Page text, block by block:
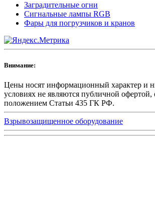
Заградительные огни
Сигнальные лампы RGB
Фары для погрузчиков и кранов
Внимание:
Цены носят информационный характер и
условиях не являются публичной офертой,
положением Статьи 435 ГК РФ.
Взрывозащищенное оборудование